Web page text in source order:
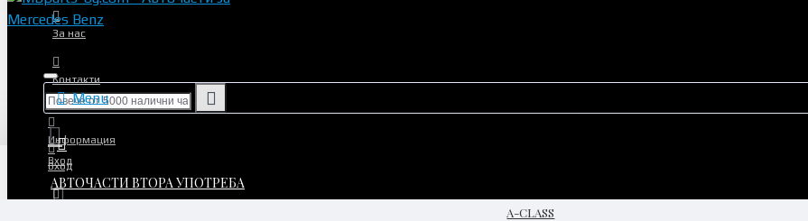
За нас
Контакти
Информация
Вход
Menu
АВТОЧАСТИ ВТОРА УПОТРЕБА
A-CLASS
Вход